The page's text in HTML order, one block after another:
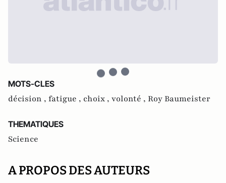
MOTS-CLES
décision , fatigue , choix , volonté , Roy Baumeister
THEMATIQUES
Science
A PROPOS DES AUTEURS